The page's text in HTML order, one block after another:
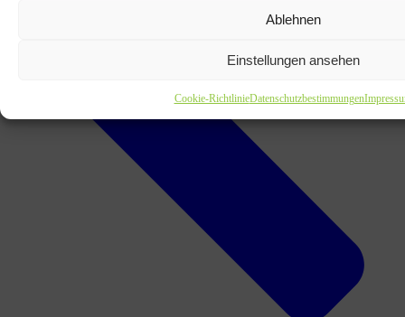
Ablehnen
Einstellungen ansehen
Cookie-RichtlinieDatenschutzbestimmungen